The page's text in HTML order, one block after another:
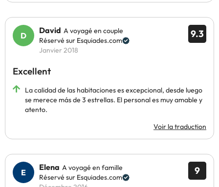
9.3
David A voyagé en couple
Réservé sur Esquiades.com
Janvier 2018
Excellent
La calidad de las habitaciones es excepcional, desde luego
se merece más de 3 estrellas. El personal es muy amable y
atento.
Voir la traduction
9
Elena A voyagé en famille
Réservé sur Esquiades.com